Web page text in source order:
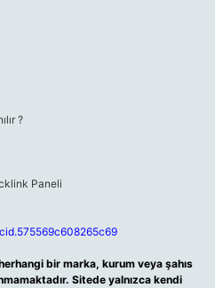
?
bir marka, kurum veya şahıs
Sitede yalnızca kendi